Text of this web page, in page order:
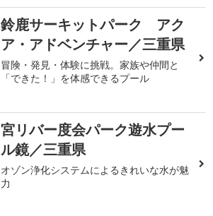
鈴鹿サーキットパーク アク
ア・アドベンチャー／三重県
冒険・発見・体験に挑戦。家族や仲間と
「できた！」を体感できるプール
宮リバー度会パーク遊水プー
ル鏡／三重県
オゾン浄化システムによるきれいな水が魅
力